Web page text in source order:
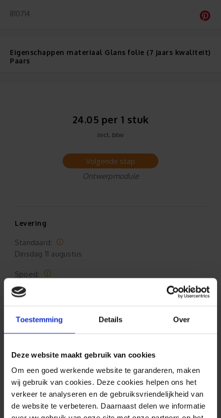
Toestemming Details Over
Deze website maakt gebruik van cookies
Om een goed werkende website te garanderen, maken
wij gebruik van cookies. Deze cookies helpen ons het
verkeer te analyseren en de gebruiksvriendelijkheid van
de website te verbeteren. Daarnaast delen we informatie
810714
Eigenschappen materiaal Glans folie (7 jaars kwaliteit)
Paars
24.05 per 1 stuk
incl. btw
Volgende stap
Ontwerpmodule
Levering
Standaard:
Dinsdag 11 augustus
Spoed:
Dinsdag
Ophalen (Oldenzaal)
Maandag10 augustus 17:00
Spoed:
Maandag10 augustus 15:00